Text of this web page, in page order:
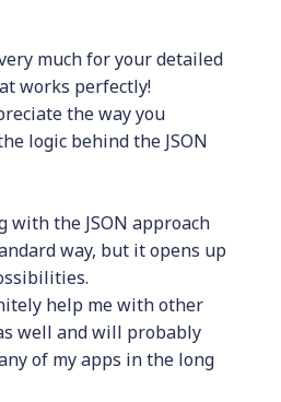
much for your detailed
works perfectly!
the way you
logic behind the JSON
with the JSON approach
way, but it opens up
help me with other
well and will probably
of my apps in the long